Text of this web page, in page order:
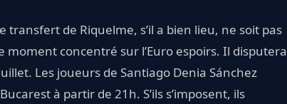
transfert de Riquelme, s’il a bien lieu, ne soit pas
concentré sur l’Euro espoirs. Il disputera
Les joueurs de Santiago Denia Sánchez
à partir de 21h. S’ils s’imposent, ils